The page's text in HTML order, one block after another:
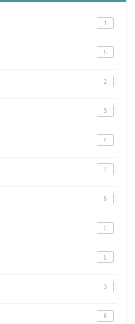
1
5
2
3
4
4
8
2
5
3
6